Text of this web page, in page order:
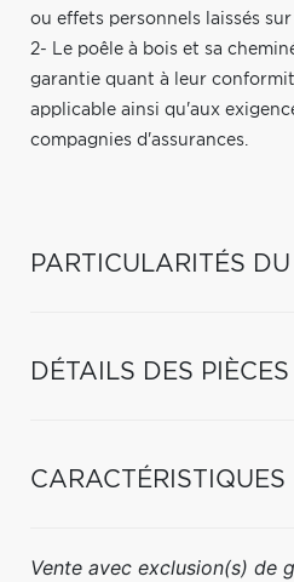
ou effets personnels laissés sur
2- Le poêle à bois et sa
garantie quant à leur
applicable ainsi qu'aux
compagnies d'assurances.
PARTICULARITÉS
DÉTAILS DES PIÈCES
CARACTÉRISTIQUES
Vente avec exclusion(s) de